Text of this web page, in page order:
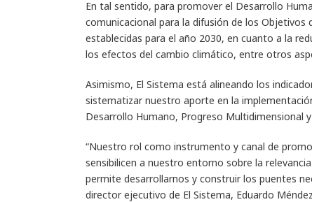
En tal sentido, para promover el Desarrollo
comunicacional para la difusión de los Objetivos
establecidas para el año 2030, en cuanto a la
los efectos del cambio climático, entre otros
Asimismo, El Sistema está alineando los
sistematizar nuestro aporte en la
Desarrollo Humano, Progreso Multidimensional y
“Nuestro rol como instrumento y canal de
sensibilicen a nuestro entorno sobre la
permite desarrollarnos y construir los puentes
director ejecutivo de El Sistema, Eduardo